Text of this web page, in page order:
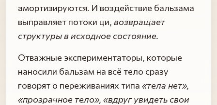
амортизируются. И воздействие бальзама
выправляет потоки ци, возвращает
структуры в исходное состояние.
Отважные экспериментаторы, которые
наносили бальзам на всё тело сразу
говорят о переживаниях типа «тела нет»,
«прозрачное тело», «вдруг увидеть свои